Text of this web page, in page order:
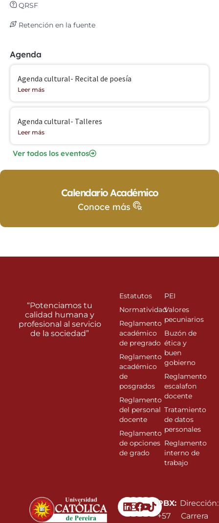
QRSF
Retención en la fuente
Agenda
Agenda cultural- Recital de poesía
Leer más
Agenda cultural- Talleres
Leer más
Ver todos los eventos
Calendario Académico
Conoce más
Linkedin
Instagram
Facebook
Youtube
PBX:
+57
Dirección:
Carrera
“Potenciamos tu
calidad humana y
profesional al servicio
de la sociedad”
Estatutos
Normatividad
Reglamento
académico
de pregrado
Reglamento
académico
de
posgrados
Reglamento
del personal
docente
Reglamento
de opciones
de grado
PEI
Valores
pecuniarios
Buzón de
ética y
buen
gobierno
Reglamento
escalafon
docente
Tratamiento
de datos
personales
Reglamento
interno de
trabajo